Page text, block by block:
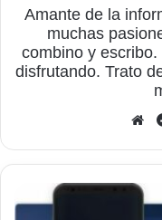
Amante de la
muchas
combino y
disfrutando. Trato
MacDroid,
para